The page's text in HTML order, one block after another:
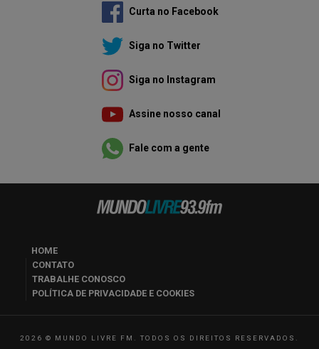
Curta no Facebook
Siga no Twitter
Siga no Instagram
Assine nosso canal
Fale com a gente
HOME
CONTATO
TRABALHE CONOSCO
POLÍTICA DE PRIVACIDADE E COOKIES
2026 © MUNDO LIVRE FM. TODOS OS DIREITOS RESERVADOS.